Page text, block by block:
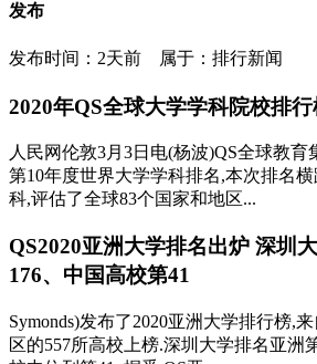
发布
发布时间：2天前 属于：排行新闻
2020年QS全球大学学科院校排
人民网伦敦3月3日电(杨波)QS全球教育
第10年度世界大学学科排名,本次排名
科,评估了全球83个国家和地区...
QS2020亚洲大学排名出炉 深圳
176、中国高校第41
Symonds)发布了2020亚洲大学排行榜,
区的557所高校上榜.深圳大学排名亚洲